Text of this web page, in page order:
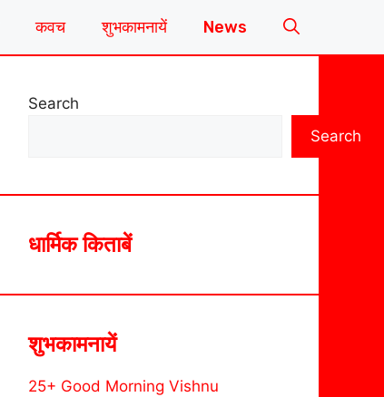
कवच शुभकामनायें News
Search
Search
धार्मिक किताबें
शुभकामनायें
25+ Good Morning Vishnu